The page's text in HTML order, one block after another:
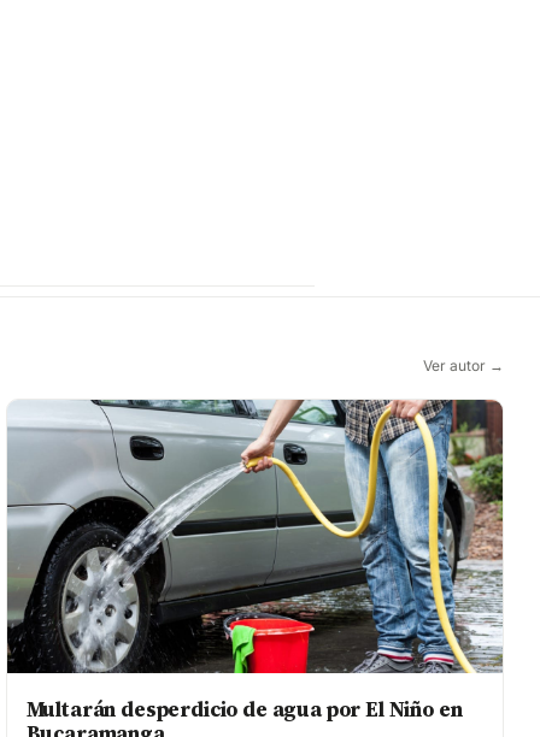
Ver autor →
Multarán desperdicio de agua por El Niño en